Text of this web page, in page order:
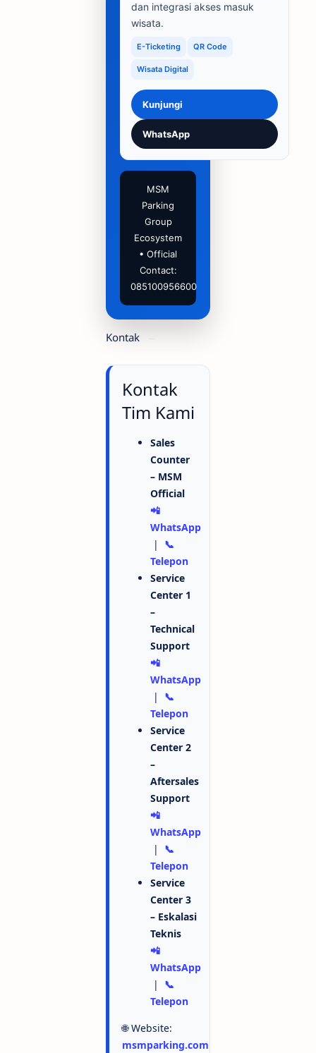
dan integrasi akses masuk
wisata.
E-Ticketing QR Code
Wisata Digital
Kunjungi
WhatsApp
MSM
Parking
Group
Ecosystem
• Official
Contact:
085100956600
Kontak
Kontak
Tim Kami
Sales
Counter
– MSM
Official
📲
WhatsApp
| 📞
Telepon
Service
Center 1
–
Technical
Support
📲
WhatsApp
| 📞
Telepon
Service
Center 2
–
Aftersales
Support
📲
WhatsApp
| 📞
Telepon
Service
Center 3
– Eskalasi
Teknis
📲
WhatsApp
| 📞
Telepon
🌐 Website:
msmparking.com